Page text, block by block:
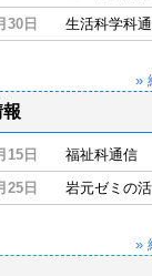
30日
生活科学科
»
15日
福祉科通信
25日
岩元ゼミの
»